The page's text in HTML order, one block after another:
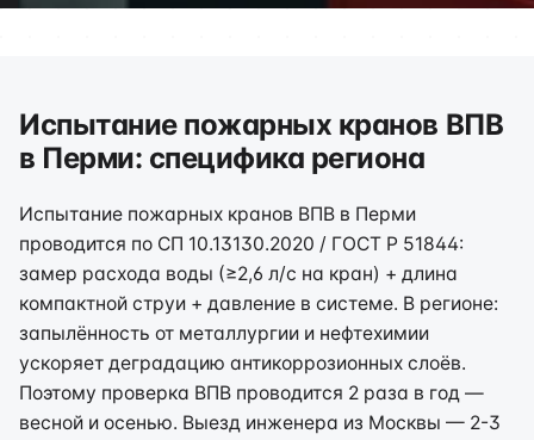
Испытание пожарных кранов ВПВ
в Перми: специфика региона
Испытание пожарных кранов ВПВ в Перми
проводится по СП 10.13130.2020 / ГОСТ Р 51844:
замер расхода воды (≥2,6 л/с на кран) + длина
компактной струи + давление в системе. В регионе:
запылённость от металлургии и нефтехимии
ускоряет деградацию антикоррозионных слоёв.
Поэтому проверка ВПВ проводится 2 раза в год —
весной и осенью. Выезд инженера из Москвы — 2-3